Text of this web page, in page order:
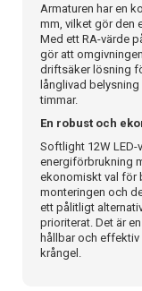
Armaturen har en
mm, vilket gör den
Med ett RA-värde
gör att
driftsäker lösning
långlivad
timmar.
En robust och
Softlight 12W
energiförbrukning
ekonomiskt val för
monteringen och
ett pålitligt
prioriterat. Det är
hållbar och effektiv
krångel.